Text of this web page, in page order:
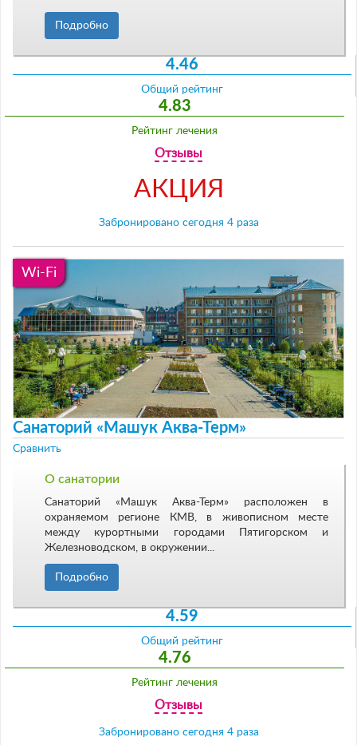
Подробно
4.46
Общий рейтинг
4.83
Рейтинг лечения
Отзывы
АКЦИЯ
Забронировано сегодня 4 раза
Wi-Fi
Санаторий «Машук Аква-Терм»
Сравнить
О санатории
Санаторий «Машук Аква-Терм» расположен в
охраняемом регионе КМВ, в живописном месте
между курортными городами Пятигорском и
Железноводском, в окружении...
Подробно
4.59
Общий рейтинг
4.76
Рейтинг лечения
Отзывы
Забронировано сегодня 4 раза